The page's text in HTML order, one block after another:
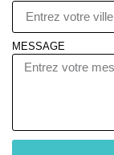
MESSAGE